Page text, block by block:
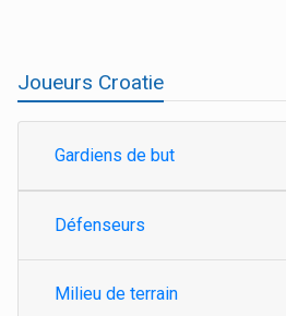
Joueurs Croatie
Gardiens de but
Défenseurs
Milieu de terrain